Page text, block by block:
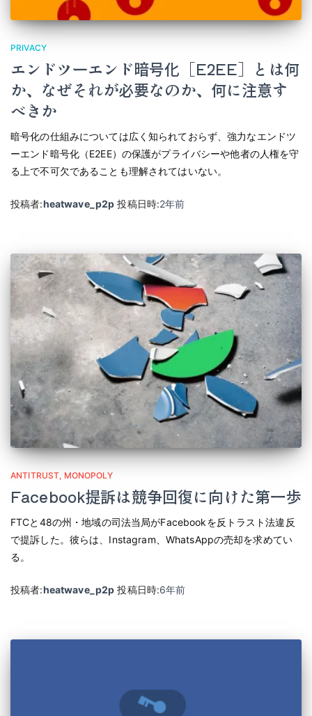
PRIVACY
エンドツーエンド暗号化［E2EE］とは何
か、なぜそれが必要なのか、何に注意す
べきか
暗号化の仕組みについては広く知られておらず、強力なエンドツ
ーエンド暗号化（E2EE）の保護がプライバシーや他者の人権を守
る上で不可欠であることも理解されてはいない。
投稿者:heatwave_p2p 投稿日時:2年前
ANTITRUST MONOPOLY
Facebook提訴は競争回復に向けた第一歩
FTCと48の州・地域の司法当局がFacebookを反トラスト法違反
で提訴した。彼らは、Instagram、WhatsAppの売却を求めてい
る。
投稿者:heatwave_p2p 投稿日時:6年前